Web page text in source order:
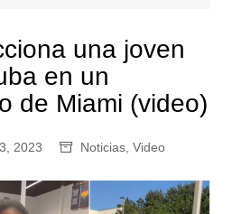
una joven
en un
de Miami (video)
2023 Noticias, Video